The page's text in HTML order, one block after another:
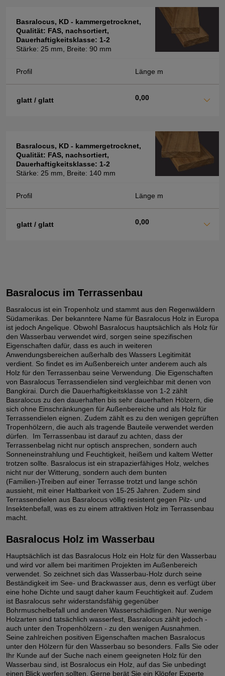
Basralocus, KD - kammergetrocknet,
Qualität: FAS, nachsortiert,
Dauerhaftigkeitsklasse: 1-2
Stärke: 25 mm, Breite: 90 mm
Profil Länge m
glatt / glatt 0,00
Basralocus, KD - kammergetrocknet,
Qualität: FAS, nachsortiert,
Dauerhaftigkeitsklasse: 1-2
Stärke: 25 mm, Breite: 140 mm
Profil Länge m
glatt / glatt 0,00
Basralocus im Terrassenbau
Basralocus ist ein Tropenholz und stammt aus den Regenwäldern
Südamerikas. Der bekanntere Name für Basralocus Holz in Europa
ist jedoch Angelique. Obwohl Basralocus hauptsächlich als Holz für
den Wasserbau verwendet wird, sorgen seine spezifischen
Eigenschaften dafür, dass es auch in weiteren
Anwendungsbereichen außerhalb des Wassers Legitimität
verdient. So findet es im Außenbereich unter anderem auch als
Holz für den Terrassenbau seine Verwendung. Die Eigenschaften
von Basralocus Terrassendielen sind vergleichbar mit denen von
Bangkirai. Durch die Dauerhaftigkeitsklasse von 1-2 zählt
Basralocus zu den dauerhaften bis sehr dauerhaften Hölzern, die
sich ohne Einschränkungen für Außenbereiche und als Holz für
Terrassendielen eignen. Zudem zählt es zu den wenigen geprüften
Tropenhölzern, die auch als tragende Bauteile verwendet werden
dürfen. Im Terrassenbau ist darauf zu achten, dass der
Terrassenbelag nicht nur optisch ansprechen, sondern auch
Sonneneinstrahlung und Feuchtigkeit, heißem und kaltem Wetter
trotzen sollte. Basralocus ist ein strapazierfähiges Holz, welches
nicht nur der Witterung, sondern auch dem bunten
(Familien-)Treiben auf einer Terrasse trotzt und lange schön
aussieht, mit einer Haltbarkeit von 15-25 Jahren. Zudem sind
Terrassendielen aus Basralocus völlig resistent gegen Pilz- und
Insektenbefall, was es zu einem attraktiven Holz im Terrassenbau
macht.
Basralocus Holz im Wasserbau
Hauptsächlich ist das Basralocus Holz ein Holz für den Wasserbau
und wird vor allem bei maritimen Projekten im Außenbereich
verwendet. So zeichnet sich das Wasserbau-Holz durch seine
Beständigkeit im See- und Brackwasser aus, denn es verfügt über
eine hohe Dichte und saugt daher kaum Feuchtigkeit auf. Zudem
ist Basralocus sehr widerstandsfähig gegenüber
Bohrmuschelbefall und anderen Wasserschädlingen. Nur wenige
Holzarten sind tatsächlich wasserfest, Basralocus zählt jedoch -
auch unter den Tropenhölzern - zu den wenigen Ausnahmen.
Seine zahlreichen positiven Eigenschaften machen Basralocus
unter den Hölzern für den Wasserbau so besonders. Falls Sie oder
Ihr Kunde auf der Suche nach einem geeigneten Holz für den
Wasserbau sind, ist Bosralocus ein Holz, auf das Sie unbedingt
einen Blick werfen sollten. Gerne berät Sie ein Klöpfer Experte